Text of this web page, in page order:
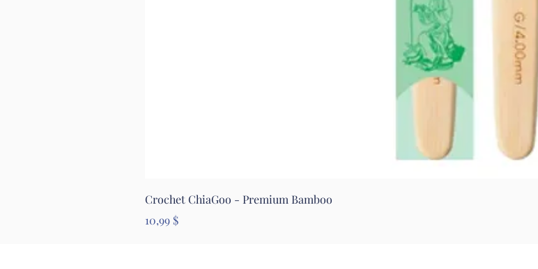
Crochet ChiaGoo - Premium Bamboo
Prix
10,99 $